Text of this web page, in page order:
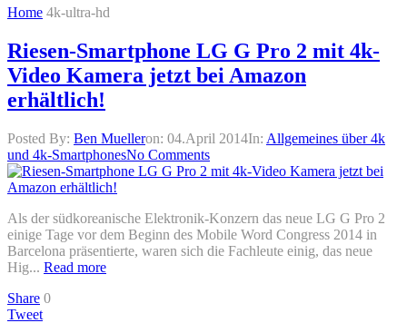
Home 4k-ultra-hd
Riesen-Smartphone LG G Pro 2 mit 4k-
Video Kamera jetzt bei Amazon
erhältlich!
Posted By: Ben Muelleron: 04.April 2014In: Allgemeines über 4k
und 4k-SmartphonesNo Comments
Als der südkoreanische Elektronik-Konzern das neue LG G Pro 2
einige Tage vor dem Beginn des Mobile Word Congress 2014 in
Barcelona präsentierte, waren sich die Fachleute einig, das neue
Hig... Read more
Share 0
Tweet